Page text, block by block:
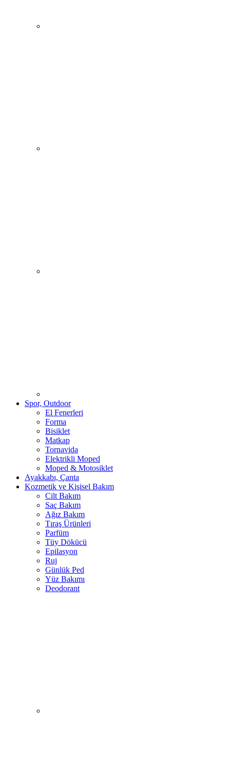
Spor, Outdoor
El Fenerleri
Forma
Bisiklet
Matkap
Tornavida
Elektrikli Moped
Moped & Motosiklet
Ayakkabı, Çanta
Kozmetik ve Kişisel Bakım
Cilt Bakım
Saç Bakım
Ağız Bakım
Tıraş Ürünleri
Parfüm
Tüy Dökücü
Epilasyon
Ruj
Günlük Ped
Yüz Bakımı
Deodorant